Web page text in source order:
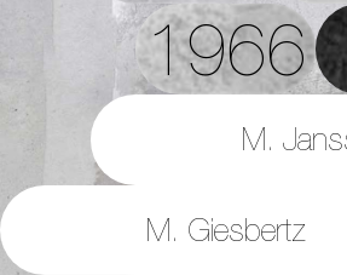
1966
M.
M. Giesbertz